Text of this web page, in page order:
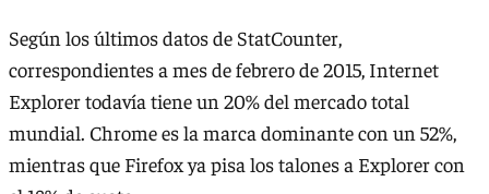
Según los últimos datos de StatCounter,
correspondientes a mes de febrero de 2015, Internet
Explorer todavía tiene un 20% del mercado total
mundial. Chrome es la marca dominante con un 52%,
mientras que Firefox ya pisa los talones a Explorer con